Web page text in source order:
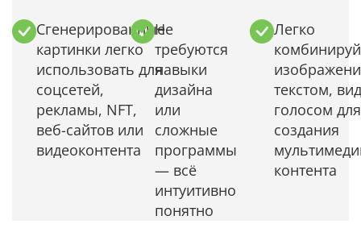
Сгенерированные
картинки легко
использовать для
соцсетей,
рекламы, NFT,
веб-сайтов или
видеоконтента
Не
требуются
навыки
дизайна
или
сложные
программы
— всё
интуитивно
понятно
Легко
текстом,
голосом для
создания
контента